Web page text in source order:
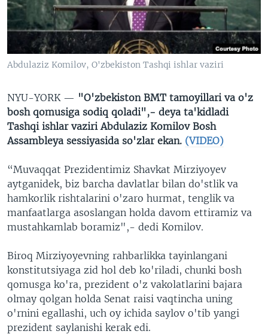
VIDEO
XABARLAR SURATLARDA
ODNOKLASSNIKI
TELEGRAM
TWITTER
Abdulaziz Komilov, O'zbekiston Tashqi ishlar vaziri
NYU-YORK — "O'zbekiston BMT tamoyillari va o'z
bosh qomusiga sodiq qoladi",- deya ta'kidladi
Tashqi ishlar vaziriAbdulaziz Komilov Bosh
Assambleya sessiyasida so'zlar ekan. (VIDEO)
“Muvaqqat Prezidentimiz Shavkat Mirziyoyev
aytganidek, biz barcha davlatlar bilan do'stlik va
hamkorlik rishtalarini o'zaro hurmat, tenglik va
manfaatlarga asoslangan holda davom ettiramiz va
mustahkamlab boramiz",- dedi Komilov.
Biroq Mirziyoyevning rahbarlikka tayinlangani
konstitutsiyaga zid hol deb ko'riladi, chunki bosh
qomusga ko'ra, prezident o'z vakolatlarini bajara
olmay qolgan holda Senat raisi vaqtincha uning
o'rnini egallashi, uch oy ichida saylov o'tib yangi
prezident saylanishi kerak edi.